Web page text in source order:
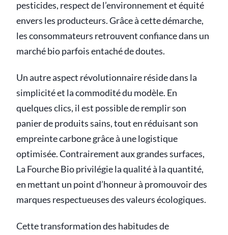
pesticides, respect de l’environnement et équité
envers les producteurs. Grâce à cette démarche,
les consommateurs retrouvent confiance dans un
marché bio parfois entaché de doutes.
Un autre aspect révolutionnaire réside dans la
simplicité et la commodité du modèle. En
quelques clics, il est possible de remplir son
panier de produits sains, tout en réduisant son
empreinte carbone grâce à une logistique
optimisée. Contrairement aux grandes surfaces,
La Fourche Bio privilégie la qualité à la quantité,
en mettant un point d’honneur à promouvoir des
marques respectueuses des valeurs écologiques.
Cette transformation des habitudes de